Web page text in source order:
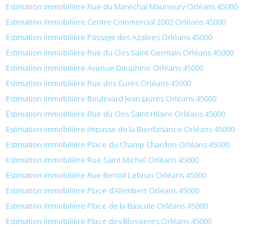
Estimation immobilière Rue du Maréchal Maunoury Orléans 45000
Estimation immobilière Centre Commercial 2002 Orléans 45000
Estimation immobilière Passage des Azalees Orléans 45000
Estimation immobilière Rue du Clos Saint Germain Orléans 45000
Estimation immobilière Avenue Dauphine Orléans 45000
Estimation immobilière Rue des Cures Orléans 45000
Estimation immobilière Boulevard Jean Jaurès Orléans 45000
Estimation immobilière Rue du Clos Saint Hilaire Orléans 45000
Estimation immobilière Impasse de la Bienfaisance Orléans 45000
Estimation immobilière Place du Champ Chardon Orléans 45000
Estimation immobilière Rue Saint Michel Orléans 45000
Estimation immobilière Rue Benoit Lebrun Orléans 45000
Estimation immobilière Place d’Alembert Orléans 45000
Estimation immobilière Place de la Bascule Orléans 45000
Estimation immobilière Place des Blossieres Orléans 45000